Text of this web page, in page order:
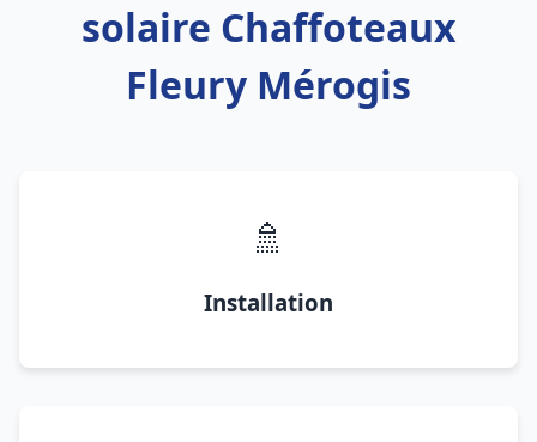
solaire Chaffoteaux
Fleury Mérogis
🚿
Installation